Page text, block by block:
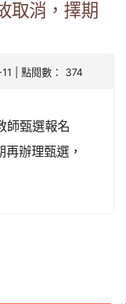
取消，擇期
| 點閱數： 374
師甄選報名
辦理甄選，